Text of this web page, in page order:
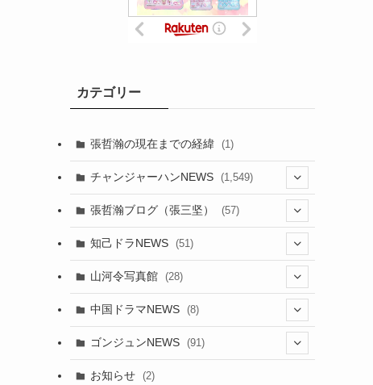
カテゴリー
張哲瀚の現在までの経緯 (1)
チャンジャーハンNEWS (1,549)
(6)
(29)
(20)
張哲瀚ブログ（張三坚） (57)
(14)
知己ドラNEWS (51)
(42)
(5)
(1)
山河令写真館 (28)
(17)
(3)
(2)
中国ドラマNEWS (8)
(1)
(6)
ゴンジュンNEWS (91)
お知らせ (2)